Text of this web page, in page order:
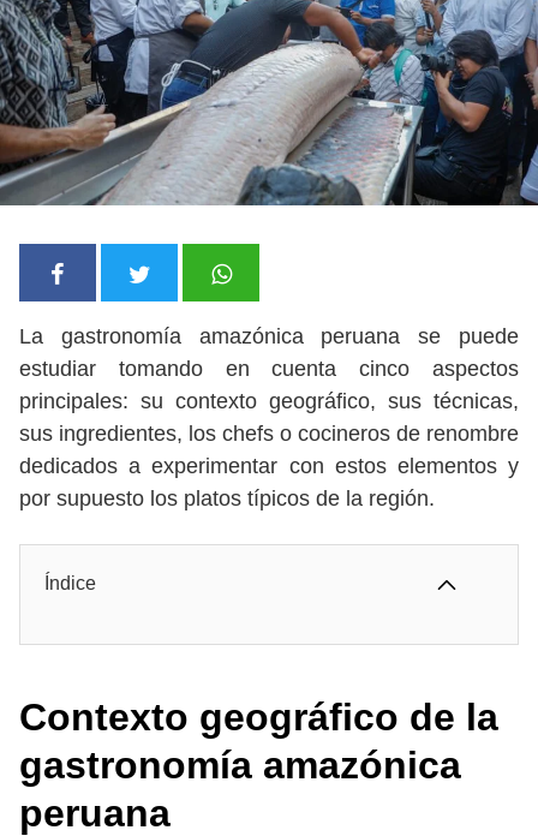
La gastronomía amazónica peruana se puede
estudiar tomando en cuenta cinco aspectos
principales: su contexto geográfico, sus técnicas,
sus ingredientes, los chefs o cocineros de renombre
dedicados a experimentar con estos elementos y
por supuesto los platos típicos de la región.
Índice
Contexto geográfico de la
gastronomía amazónica
peruana